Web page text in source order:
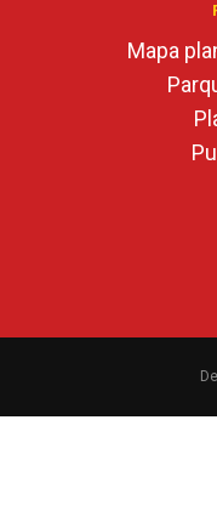
Mapa